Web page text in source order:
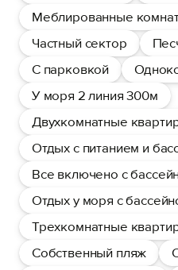
Меблированные
Частный сектор
С парковкой
У моря 2 линия 300м
Двухкомнатные
Отдых с питанием и
Все включено с
Отдых у моря с
Трехкомнатные
Собственный пляж